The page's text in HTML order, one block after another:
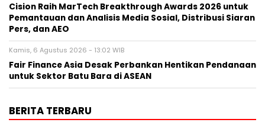
Cision Raih MarTech Breakthrough Awards 2026 untuk
Pemantauan dan Analisis Media Sosial, Distribusi Siaran
Pers, dan AEO
Kamis, 6 Agustus 2026 - 13:02 WIB
Fair Finance Asia Desak Perbankan Hentikan Pendanaan
untuk Sektor Batu Bara di ASEAN
BERITA TERBARU